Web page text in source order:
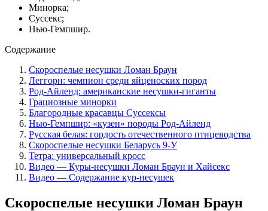
Минорка;
Суссекс;
Нью-Гемпшир.
Содержание
Скороспелые несушки Ломан Браун
Леггорн: чемпион среди яйценоских пород
Род-Айленд: американские несушки-гиганты
Грациозные минорки
Благородные красавцы Суссексы
Нью-Гемпшир: «кузен» породы Род-Айленд
Русская белая: гордость отечественного птицеводства
Скороспелые несушки Беларусь 9-У
Тетра: универсальный кросс
Видео — Куры-несушки Ломан Браун и Хайсекс
Видео — Cодержание кур-несушек
Скороспелые несушки Ломан Браун